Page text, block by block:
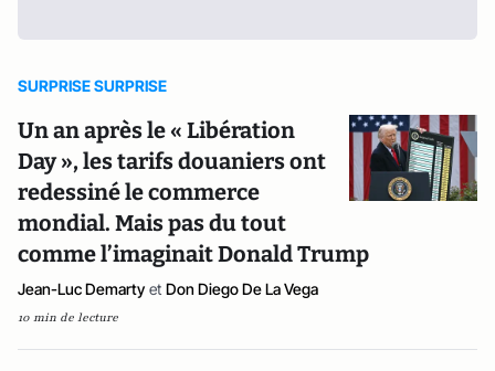
SURPRISE SURPRISE
Un an après le « Libération
Day », les tarifs douaniers ont
redessiné le commerce
mondial. Mais pas du tout
comme l’imaginait Donald Trump
Jean-Luc Demarty et Don Diego De La Vega
10 min de lecture